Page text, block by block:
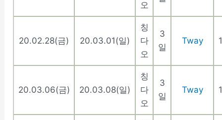
오
20.02.28(금) 20.03.01(일)
칭
다
오
3
일
Tway
20.03.06(금) 20.03.08(일)
칭
다
오
3
일
Tway